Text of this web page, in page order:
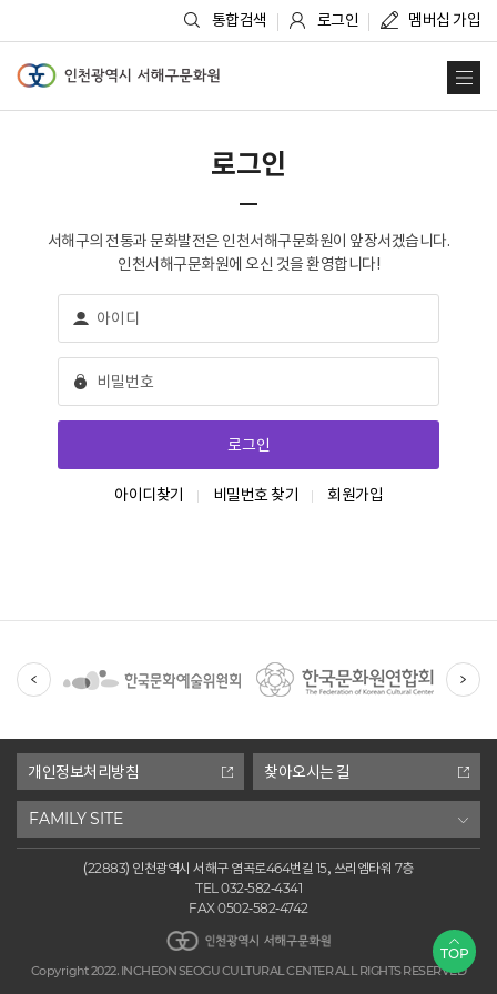
통합검색 로그인 멤버십 가입
로그인
서해구의 전통과 문화발전은 인천서해구문화원이 앞장서겠습니다.
인천서해구문화원에 오신 것을 환영합니다!
아이디찾기 비밀번호 찾기 회원가입
기
개인정보처리방침 찾아오시는 길
FAMILY SITE
(22883) 인천광역시 서해구 염곡로464번길 15, 쓰리엠타워 7층
TEL 032-582-4341
FAX 0502-582-4742
인천광역시 서해구문화원
Copyright 2022. INCHEON SEOGU CULTURAL CENTER ALL RIGHTS RESERVED
TOP